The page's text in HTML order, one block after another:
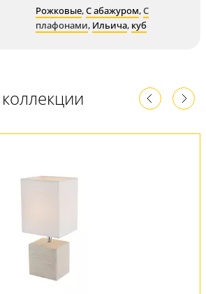
Рожковые,С абажуром,С
плафонами, Ильича, куб